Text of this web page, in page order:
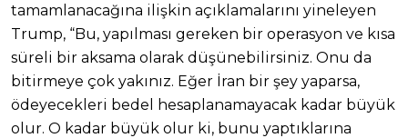
tamamlanacağına ilişkin açıklamalarını yineleyen
Trump, “Bu, yapılması gereken bir operasyon ve kısa
süreli bir aksama olarak düşünebilirsiniz. Onu da
bitirmeye çok yakınız. Eğer İran bir şey yaparsa,
ödeyecekleri bedel hesaplanamayacak kadar büyük
olur. O kadar büyük olur ki, bunu yaptıklarına